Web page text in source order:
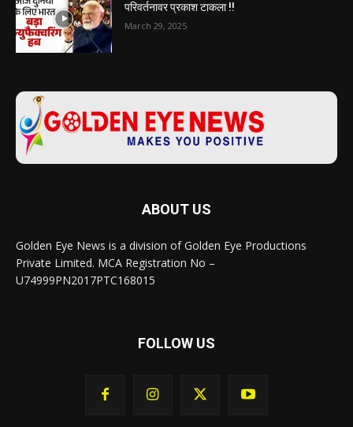
परिवर्तनावर प्रकाश टाकला !!
March 29, 2025
ABOUT US
Golden Eye News is a division of Golden Eye Productions
Private Limited. MCA Registration No –
U74999PN2017PTC168015
FOLLOW US